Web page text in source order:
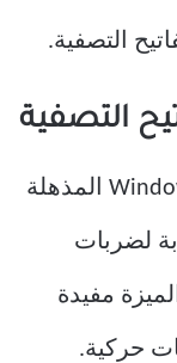
التصفية.
تعد مفاتيح التصفية إحدى ميزات Windows المذهلة
لضربات
مفيدة
حركية.